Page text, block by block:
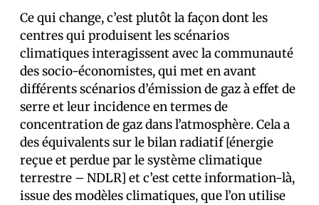
Ce qui change, c’est plutôt la façon dont les
centres qui produisent les scénarios
climatiques interagissent avec la communauté
des socio-économistes, qui met en avant
différents scénarios d’émission de gaz à effet de
serre et leur incidence en termes de
concentration de gaz dans l’atmosphère. Cela a
des équivalents sur le bilan radiatif [énergie
reçue et perdue par le système climatique
terrestre – NDLR] et c’est cette information-là,
issue des modèles climatiques, que l’on utilise